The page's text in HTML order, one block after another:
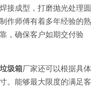
接成型，打磨抛光处理圆
作师傅有着多年经验的熟
，确保客户如期交付验
圾箱厂家还可以根据具体
。能够最大限度的满足客